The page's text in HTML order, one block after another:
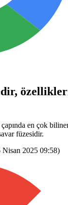
en çok
füzesidir.
Nisan 2025 09:58)